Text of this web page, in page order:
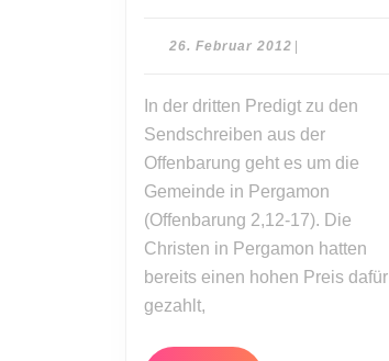
26. Februar 2012 26.
In der dritten Predigt zu den
Sendschreiben aus der
Offenbarung geht es um die
Gemeinde in Pergamon
(Offenbarung 2,12-17). Die
Christen in Pergamon hatten
bereits einen hohen Preis dafür
gezahlt,